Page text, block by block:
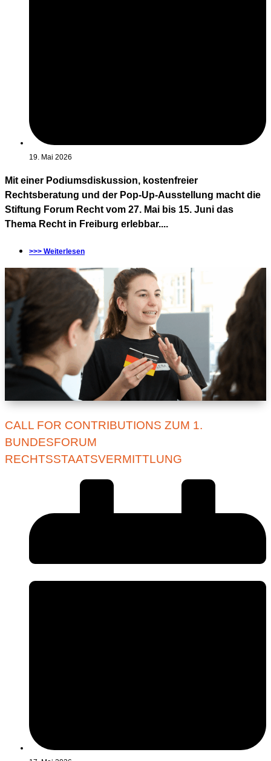
19. Mai 2026
Mit einer Podiumsdiskussion, kostenfreier
Rechtsberatung und der Pop-Up-Ausstellung macht die
Stiftung Forum Recht vom 27. Mai bis 15. Juni das
Thema Recht in Freiburg erlebbar....
>>> Weiterlesen
CALL FOR CONTRIBUTIONS ZUM 1.
BUNDESFORUM
RECHTSSTAATSVERMITTLUNG